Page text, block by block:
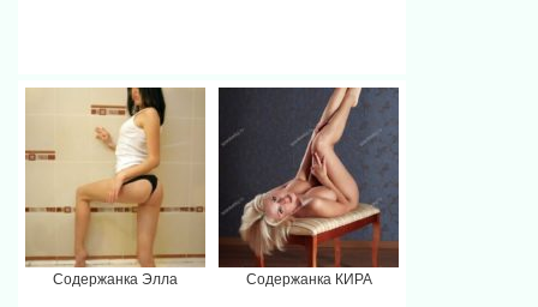
Содержанка Элла Содержанка КИРА